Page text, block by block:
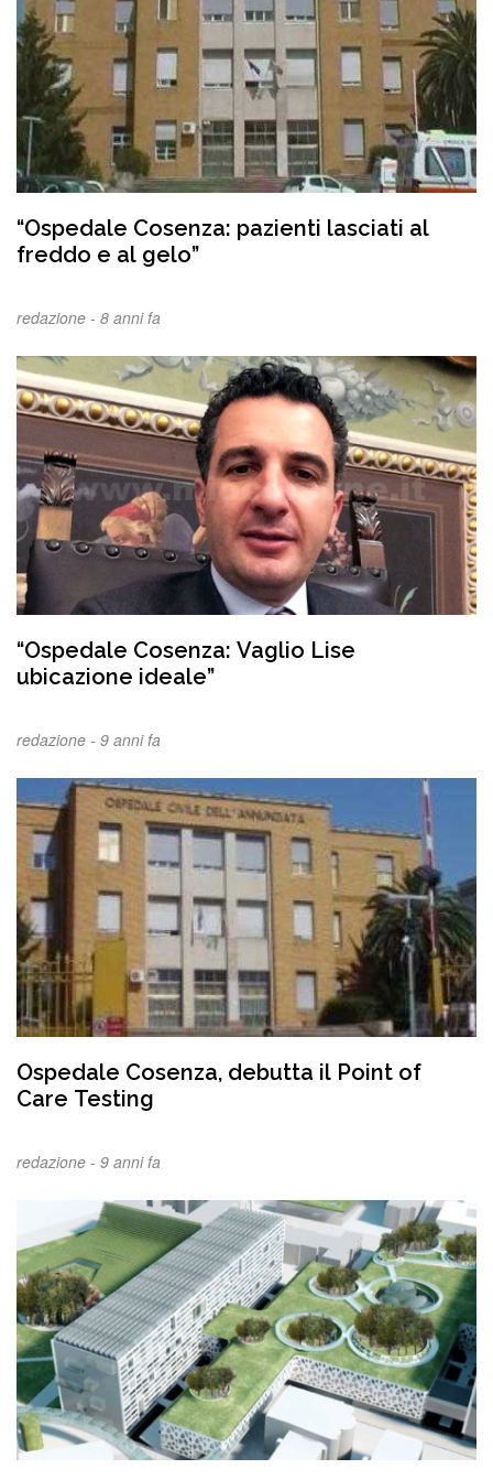
“Ospedale Cosenza: pazienti lasciati al
freddo e al gelo”
redazione - 8 anni fa
“Ospedale Cosenza: Vaglio Lise
ubicazione ideale”
redazione - 9 anni fa
Ospedale Cosenza, debutta il Point of
Care Testing
redazione - 9 anni fa